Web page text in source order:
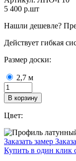
5 400 p.шт
Нашли дешевле?
Действует гибкая
Размер доски:
2,7 м
В корзину
Цвет:
Заказать замер
Купить в один клик